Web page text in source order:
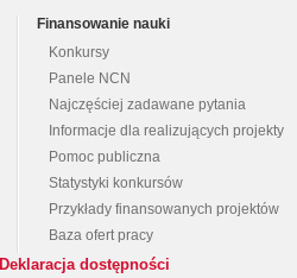
Finansowanie nauki
Konkursy
Panele NCN
Najczęściej zadawane pytania
Informacje dla realizujących projekty
Pomoc publiczna
Statystyki konkursów
Przykłady finansowanych projektów
Baza ofert pracy
Deklaracja dostępności